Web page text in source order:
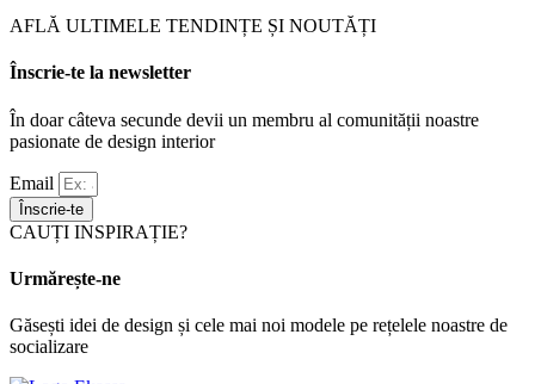
AFLĂ ULTIMELE TENDINȚE ȘI NOUTĂȚI
Înscrie-te la newsletter
În doar câteva secunde devii un membru al comunității noastre
pasionate de design interior
Email
Înscrie-te
CAUȚI INSPIRAȚIE?
Urmărește-ne
Găsești idei de design și cele mai noi modele pe rețelele noastre de
socializare